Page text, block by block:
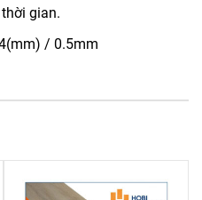
gian.
/ 0.5mm